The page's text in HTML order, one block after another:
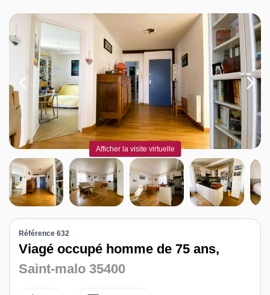
Notre agence
Guide de l'immo
Contact
Katel Viager
Afficher la visite virtuelle
Référence 632
Viagé occupé homme de 75 ans,
Saint-malo 35400